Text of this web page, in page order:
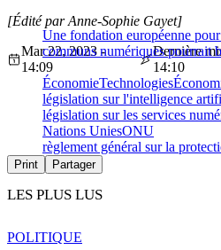
Une fondation européenne
communs numériques pourrait
[Édité par Anne-Sophie Gayet]
Mar 22, 2023 -
14:09
Dernière
14:10
ÉconomieTechnologies
législation sur l'intelligence
législation sur les services
Nations UniesONU
règlement général sur la
Print Partager
LES PLUS LUS
POLITIQUE